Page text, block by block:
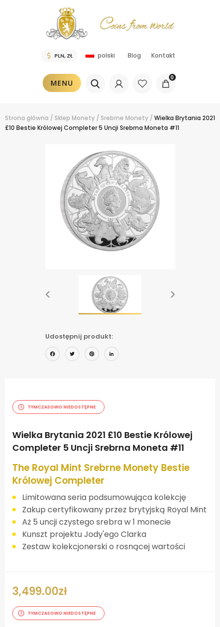
polski Blog Kontakt
MENU
0
Strona główna / Sklep Monety / Srebrne Monety / Wielka Brytania 2021
£10 Bestie Królowej Completer 5 Uncji Srebrna Moneta #11
Udostępnij produkt:
Facebook
TwitterPinterest
TYMCZASOWO NIEDOSTĘPNE
Wielka Brytania 2021 £10 Bestie Królowej
Completer 5 Uncji Srebrna Moneta #11
The Royal Mint Srebrne Monety Bestie
Królowej Completer
Limitowana seria podsumowująca kolekcję
Zakup certyfikowany przez brytyjską Royal Mint
Aż 5 uncji czystego srebra w 1 monecie
Kunszt projektu Jody'ego Clarka
Zestaw kolekcjonerski o rosnącej wartości
3,499.00zł
TYMCZASOWO NIEDOSTĘPNE